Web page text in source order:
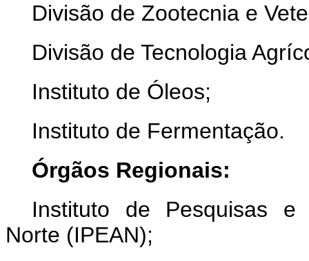
Divisão de Zootecnia e
Divisão de Tecnologia
Instituto de Óleos;
Instituto de Fermentação.
Órgãos Regionais:
Instituto de Pesquisas e
Norte (IPEAN);